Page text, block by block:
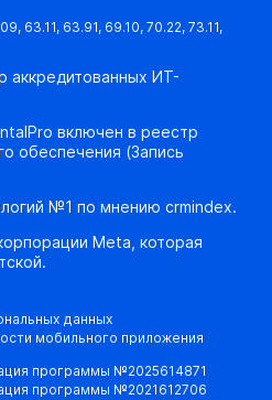
63.11, 63.91, 69.10, 70.22, 73.11,
аккредитованных ИТ-
включен в реестр
обеспечения (Запись
№1 по мнению crmindex.
Meta, которая
данных
мобильного приложения
программы №2025614871
программы №2021612706